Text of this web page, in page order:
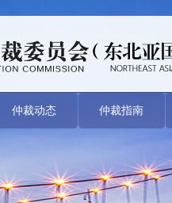
仲裁动态 仲裁指南